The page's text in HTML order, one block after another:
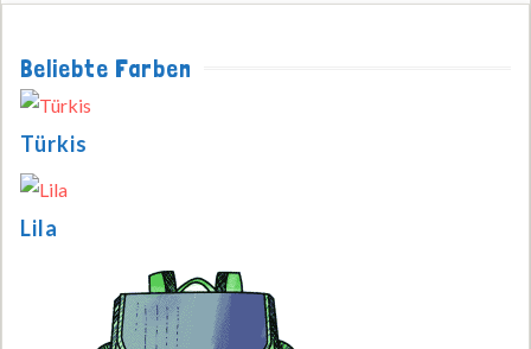
Beliebte Farben
Türkis
Lila